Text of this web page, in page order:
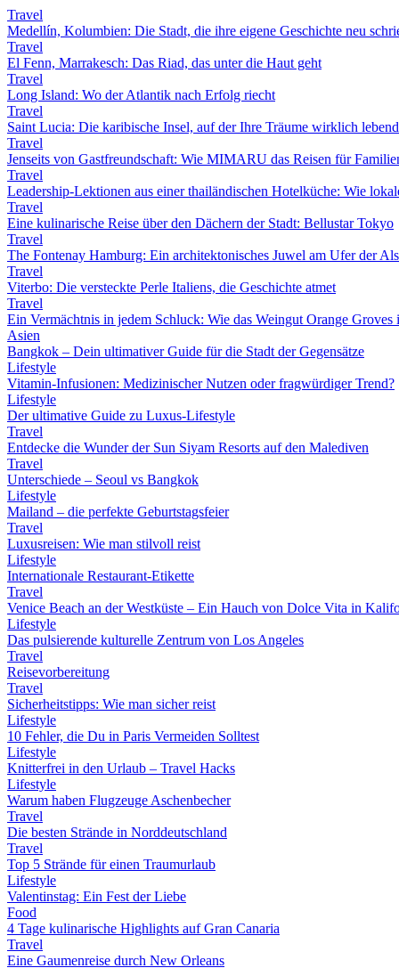
Travel
Medellín, Kolumbien: Die Stadt, die ihre eigene Geschichte neu
Travel
El Fenn, Marrakesch: Das Riad, das unter die Haut geht
Travel
Long Island: Wo der Atlantik nach Erfolg riecht
Travel
Saint Lucia: Die karibische Insel, auf der Ihre Träume wirklich
Travel
Jenseits von Gastfreundschaft: Wie MIMARU das Reisen für
Travel
Leadership-Lektionen aus einer thailändischen Hotelküche: Wie
Travel
Eine kulinarische Reise über den Dächern der Stadt: Bellustar Tokyo
Travel
The Fontenay Hamburg: Ein architektonisches Juwel am Ufer der
Travel
Viterbo: Die versteckte Perle Italiens, die Geschichte atmet
Travel
Ein Vermächtnis in jedem Schluck: Wie das Weingut Orange
Asien
Bangkok – Dein ultimativer Guide für die Stadt der Gegensätze
Lifestyle
Vitamin-Infusionen: Medizinischer Nutzen oder fragwürdiger Trend?
Lifestyle
Der ultimative Guide zu Luxus-Lifestyle
Travel
Entdecke die Wunder der Sun Siyam Resorts auf den Malediven
Travel
Unterschiede – Seoul vs Bangkok
Lifestyle
Mailand – die perfekte Geburtstagsfeier
Travel
Luxusreisen: Wie man stilvoll reist
Lifestyle
Internationale Restaurant-Etikette
Travel
Venice Beach an der Westküste – Ein Hauch von Dolce Vita in
Lifestyle
Das pulsierende kulturelle Zentrum von Los Angeles
Travel
Reisevorbereitung
Travel
Sicherheitstipps: Wie man sicher reist
Lifestyle
10 Fehler, die Du in Paris Vermeiden Solltest
Lifestyle
Knitterfrei in den Urlaub – Travel Hacks
Lifestyle
Warum haben Flugzeuge Aschenbecher
Travel
Die besten Strände in Norddeutschland
Travel
Top 5 Strände für einen Traumurlaub
Lifestyle
Valentinstag: Ein Fest der Liebe
Food
4 Tage kulinarische Highlights auf Gran Canaria
Travel
Eine Gaumenreise durch New Orleans